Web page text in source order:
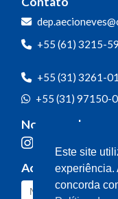
+55 (61) 3215-
+55 (31) 3261-
+55 (31) 97150-
Nossas redes
Acompanhe o
Este site
experiência.
concorda